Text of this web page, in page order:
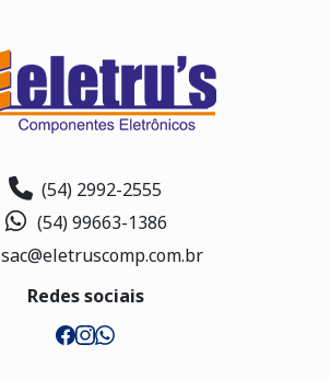
(54) 2992-2555
(54) 99663-1386
sac@eletruscomp.com.br
Redes sociais